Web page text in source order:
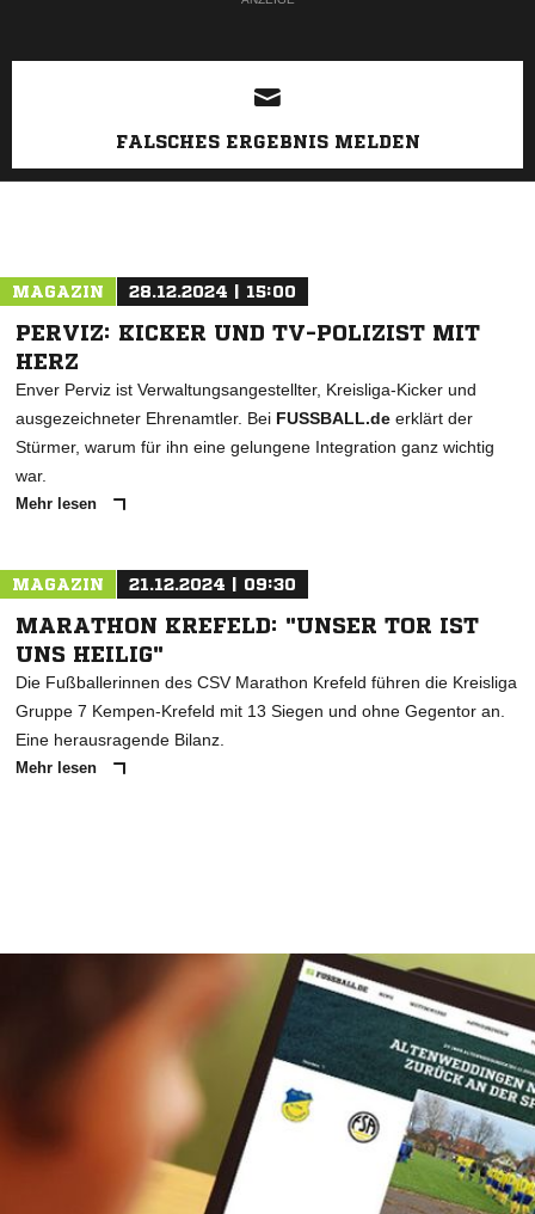
FALSCHES ERGEBNIS MELDEN
MAGAZIN 28.12.2024 | 15:00
PERVIZ: KICKER UND TV-POLIZIST MIT
HERZ
Enver Perviz ist Verwaltungsangestellter, Kreisliga-Kicker und
ausgezeichneter Ehrenamtler. Bei FUSSBALL.de erklärt der
Stürmer, warum für ihn eine gelungene Integration ganz wichtig
war.
Mehr lesen
MAGAZIN 21.12.2024 | 09:30
MARATHON KREFELD: "UNSER TOR IST
UNS HEILIG"
Die Fußballerinnen des CSV Marathon Krefeld führen die Kreisliga
Gruppe 7 Kempen-Krefeld mit 13 Siegen und ohne Gegentor an.
Eine herausragende Bilanz.
Mehr lesen